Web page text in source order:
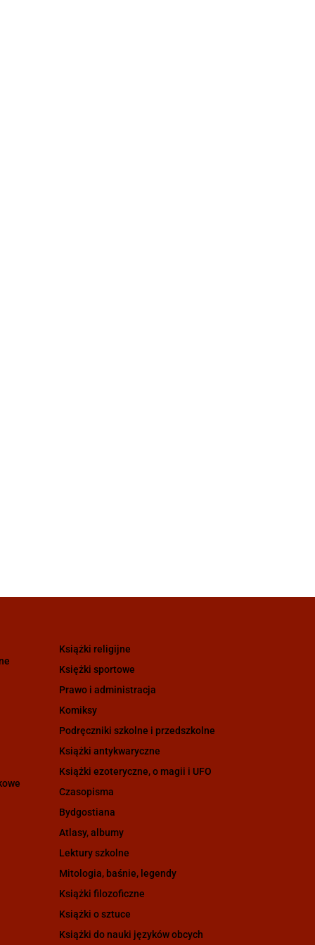
Książki religijne
Księżki sportowe
Prawo i administracja
Komiksy
Podręczniki szkolne i przedszkolne
Książki antykwaryczne
Książki ezoteryczne, o magii i UFO
Czasopisma
Bydgostiana
Atlasy, albumy
Lektury szkolne
Mitologia, baśnie, legendy
Książki filozoficzne
Książki o sztuce
Książki do nauki języków obcych